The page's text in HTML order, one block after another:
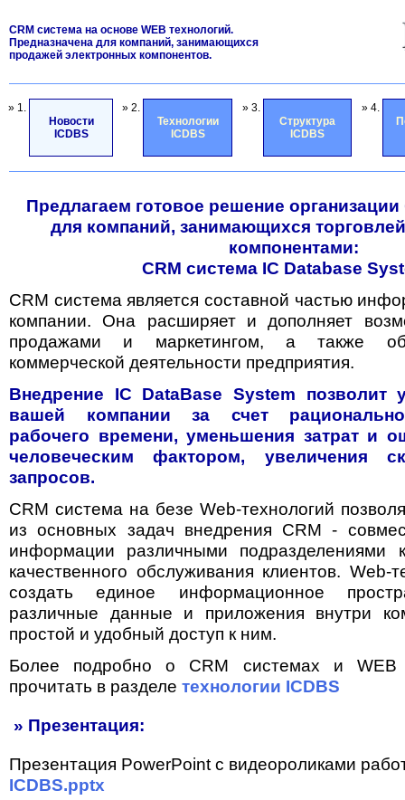
CRM система на основе WEB технологий.
Предназначена для компаний, занимающихся
продажей электронных компонентов.
» 1.
Новости
ICDBS
» 2.
Технологии
ICDBS
» 3.
Структура
ICDBS
» 4.
Предлагаем готовое решение
для компаний, занимающихся
компонентами:
CRM система IC Database
CRM система является составной частью
компании. Она расширяет и дополняет
продажами и маркетингом, а также
коммерческой деятельности предприятия.
Внедрение IC DataBase System позволит
вашей компании за счет
рабочего времени, уменьшения затрат и
человеческим фактором, увеличения
запросов.
CRM система на безе Web-технологий
из основных задач внедрения CRM -
информации различными подразделениями
качественного обслуживания клиентов. Web-
создать единое информационное
различные данные и приложения внутри
простой и удобный доступ к ним.
Более подробно о CRM системах и WEB
прочитать в разделе технологии ICDBS
» Презентация:
Презентация PowerPoint с видеороликами
ICDBS.pptx